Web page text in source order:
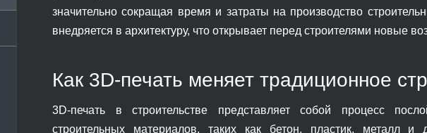
значительно сокращая время и затраты на производство
внедряется в архитектуру, что открывает перед строителями новые
Как 3D-печать меняет традиционное
3D-печать в строительстве представляет собой процесс
строительных материалов, таких как бетон, пластик, металл